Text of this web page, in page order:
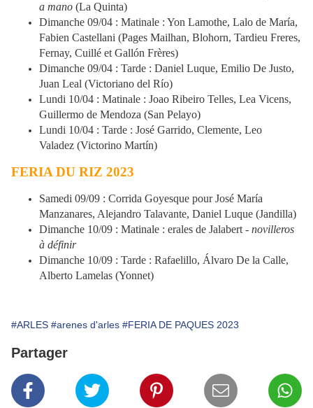
a mano (La Quinta)
Dimanche 09/04 : Matinale : Yon Lamothe, Lalo de María,
Fabien Castellani (Pages Mailhan, Blohorn, Tardieu Freres,
Fernay, Cuillé et Gallón Frères)
Dimanche 09/04 : Tarde : Daniel Luque, Emilio De Justo,
Juan Leal (Victoriano del Río)
Lundi 10/04 : Matinale : Joao Ribeiro Telles, Lea Vicens,
Guillermo de Mendoza (San Pelayo)
Lundi 10/04 : Tarde : José Garrido, Clemente, Leo
Valadez (Victorino Martín)
FERIA DU RIZ 2023
Samedi 09/09 : Corrida Goyesque pour José María
Manzanares, Alejandro Talavante, Daniel Luque (Jandilla)
Dimanche 10/09 : Matinale : erales de Jalabert - novilleros
à définir
Dimanche 10/09 : Tarde : Rafaelillo, Álvaro De la Calle,
Alberto Lamelas (Yonnet)
#ARLES #arenes d'arles #FERIA DE PAQUES 2023
Partager